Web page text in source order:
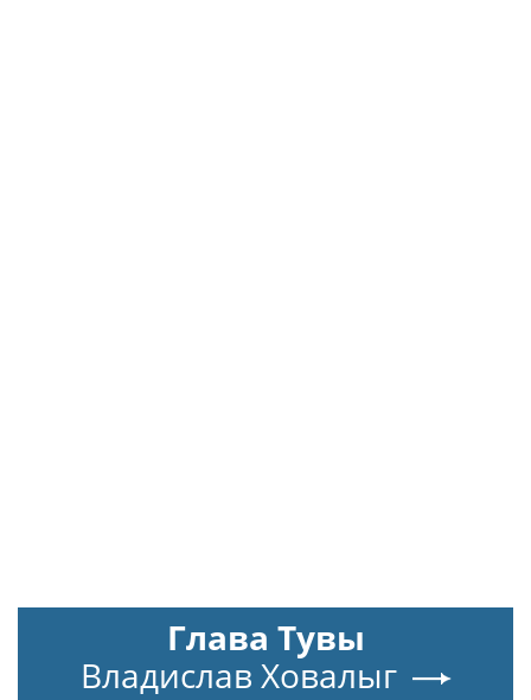
Глава Тувы
Владислав Ховалыг